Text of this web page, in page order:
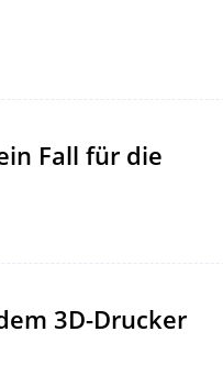
Fall für die
3D-Drucker